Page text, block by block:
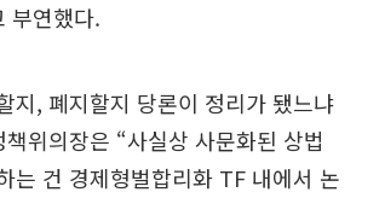
부연했다.
지, 폐지할지 당론이 정리가 됐느냐
위의장은 “사실상 사문화된 상법
는 건 경제형벌합리화 TF 내에서 논